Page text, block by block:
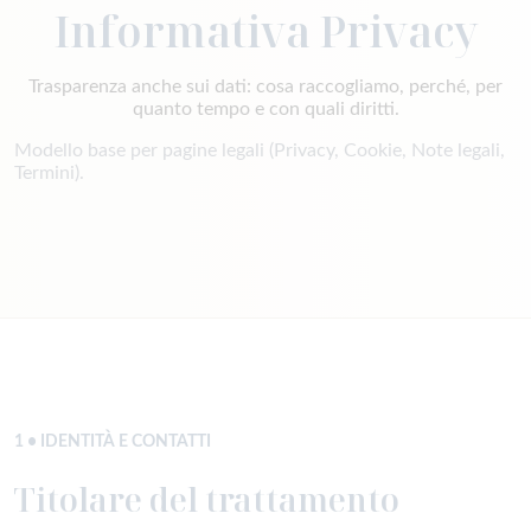
Informativa Privacy
Trasparenza anche sui dati: cosa raccogliamo, perché, per
quanto tempo e con quali diritti.
Modello base per pagine legali (Privacy, Cookie, Note legali,
Termini).
1 • IDENTITÀ E CONTATTI
Titolare del trattamento